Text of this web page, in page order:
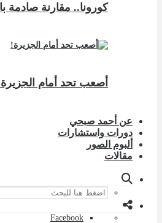
كورونا.. مقارنة صادمة
أصعب تحد أمام
عن أحمد صبحي
دورات واستشارات
ألبوم الصور
مقالات
Facebook